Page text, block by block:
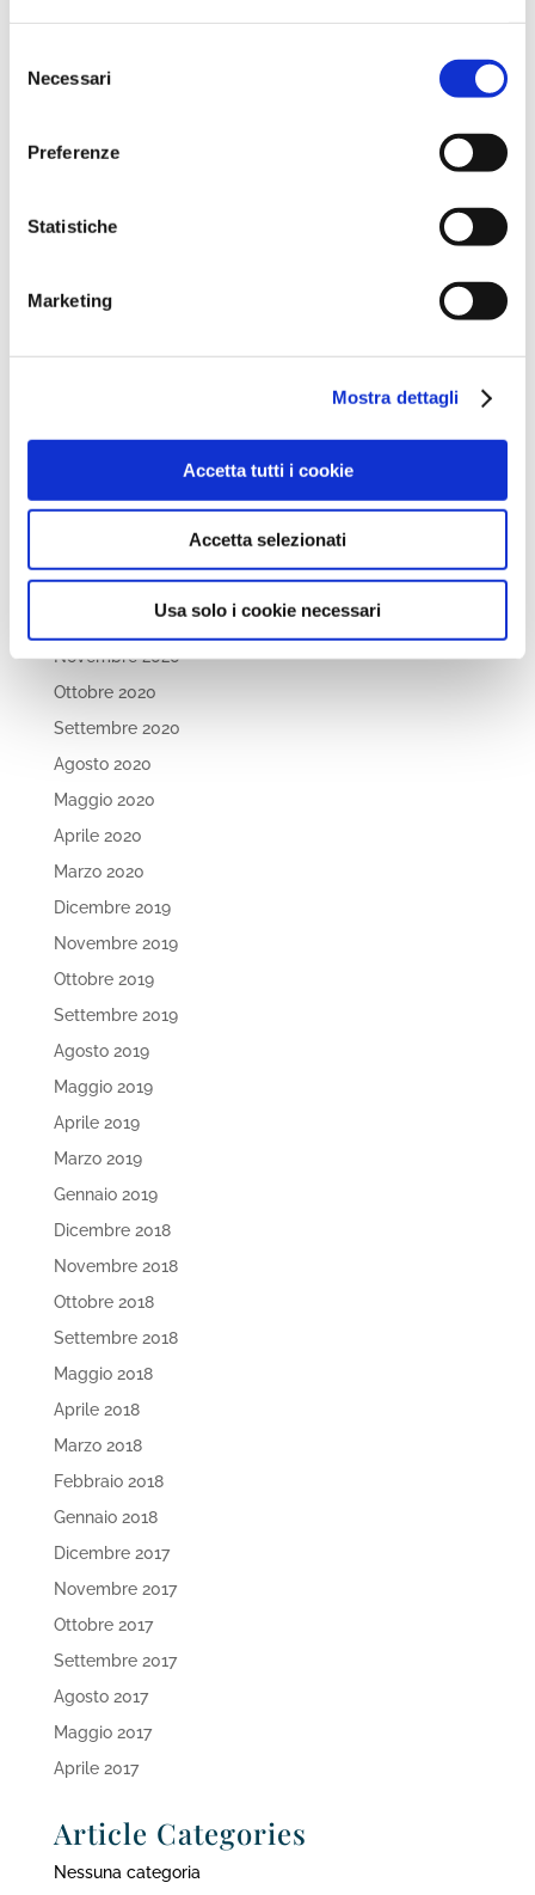
delNecessari
Preferenze
Statistiche
Marketing
Mostra dettagli
Accetta tutti i cookie
Accetta selezionati
Usa solo i cookie necessari
Novembre 2022
Settembre 2022
Marzo 2022
Dicembre 2021
Luglio 2021
Aprile 2021
Febbraio 2021
Gennaio 2021
Novembre 2020
Ottobre 2020
Settembre 2020
Agosto 2020
Maggio 2020
Aprile 2020
Marzo 2020
Dicembre 2019
Novembre 2019
Ottobre 2019
Settembre 2019
Agosto 2019
Maggio 2019
Aprile 2019
Marzo 2019
Gennaio 2019
Dicembre 2018
Novembre 2018
Ottobre 2018
Settembre 2018
Maggio 2018
Aprile 2018
Marzo 2018
Febbraio 2018
Gennaio 2018
Dicembre 2017
Novembre 2017
Ottobre 2017
Settembre 2017
Agosto 2017
Maggio 2017
Aprile 2017
Article Categories
Nessuna categoria